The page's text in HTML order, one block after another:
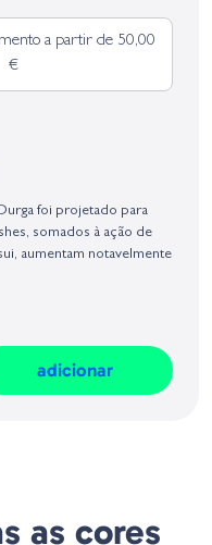
a partir de 50,00
€
no Regulamento
foi projetado para
somados à ação de
aumentam notavelmente
de cobrir vastas áreas e
e pausas
constante, e sua
principalmente com
adicionar
as cores